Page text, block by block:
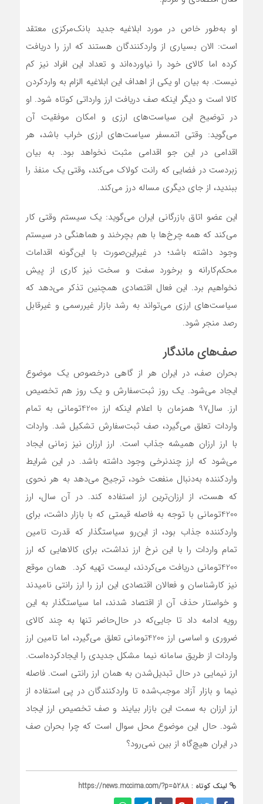
او به‌طور خاص در مورد ابلاغیه جدید بانک‌مرکزی معتقد
است: الان بسیاری از واردکنندگان هستند که ارز را دریافت
کرده اما کالای خود را نیاورده‌‌‌‌‌‌اند و تعداد این افراد نیز کم
نیست. به بیان او یکی از اهداف این ابلاغیه الزام به واردکردن
کالا است و دیگر اینکه صف دریافت ارز وارداتی کوتاه شود. او
در توضیح این سیاست‌های ارزی و امکان موفقیت آن
می‌گوید: وقتی اتمسفر سیاست‌های ارزی خراب باشد، هر
اقدامی در این جو اقدامی مثبت نخواهد بود. به بیان
زبردست در فضایی که رانت کولاک می‌کند، وقتی یک منفذ را
ببندید، از جای دیگری مساله درز می‌کند.
این عضو اتاق بازرگانی ایران می‌گوید: یک سیستم وقتی کار
می‌کند که همه چرخ‌‌‌‌‌‌ها با هم بچرخند و هماهنگی در سیستم
وجود داشته باشد؛ در غیر‌این‌صورت با این‌گونه اقدامات
محکم‌‌‌‌‌‌کارانه و برخورد سفت و سخت نیز کاری از پیش
نخواهیم برد. این فعال اقتصادی همچنین تذکر می‌دهد که
سیاست‌های ارزی می‌تواند به رشد بازار غیررسمی و غیرقابل
رصد منجر شود.
صف‌های ماندگار
بحران صف، در ایران هر از گاهی درخصوص یک موضوع
ایجاد می‌شود. یک روز ثبت‌سفارش و یک روز هم تخصیص
ارز. سال‌97 همزمان با اعلام اینکه ارز 4200‌تومانی به تمام
واردات تعلق می‌گیرد، صف ثبت‌سفارش تشکیل شد. واردات
با ارز ارزان همیشه جذاب است. ارز ارزان نیز زمانی ایجاد
می‌شود که ارز چندنرخی وجود داشته باشد. در این شرایط
واردکننده به‌دنبال منفعت خود، ترجیح می‌دهد به هر نحوی
که هست، از ارزان‌ترین ارز استفاده کند. در آن سال، ارز
4200‌تومانی با توجه به فاصله قیمتی که با بازار داشت، برای
واردکننده جذاب بود، از این‌رو سیاستگذار که قدرت تامین
تمام واردات را با این نرخ ارز نداشت، برای کالاهایی که ارز
4200‌تومانی دریافت می‌کردند، لیست تهیه کرد. همان موقع
نیز کارشناسان و فعالان اقتصادی این ارز را ارز رانتی نامیدند
و خواستار حذف آن از اقتصاد شدند، اما سیاستگذار به این
رویه ادامه داد تا جایی‌که در حال‌حاضر تنها به چند کالای
ضروری و اساسی ارز 4200‌تومانی تعلق می‌گیرد، اما تامین ارز
واردات از طریق سامانه نیما مشکل جدیدی را ایجاد‌کرده‌است.
ارز نیمایی در حال تبدیل‌شدن به همان ارز رانتی است. فاصله
نیما و بازار آزاد موجب‌شده تا واردکنندگان در پی استفاده از
ارز ارزان به سمت این بازار بیایند و صف تخصیص ارز ایجاد
شود. حال این موضوع محل سوال است که چرا بحران صف
در ایران هیچ‌گاه از بین نمی‌رود؟
لینک کوتاه : https://news.mccima.com/?p=5288